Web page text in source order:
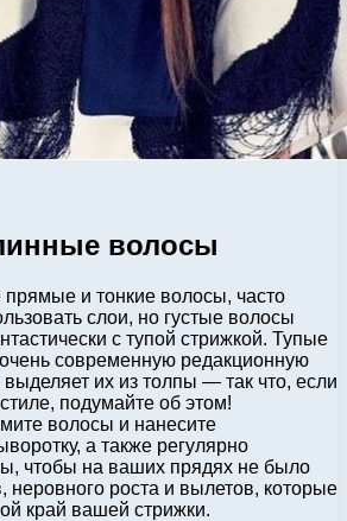
волосы
и тонкие волосы, часто
слои, но густые волосы
с тупой стрижкой. Тупые
современную редакционную
их из толпы — так что, если
подумайте об этом!
волосы и нанесите
а также регулярно
чтобы на ваших прядях не было
неровного роста и вылетов, которые
край вашей стрижки.